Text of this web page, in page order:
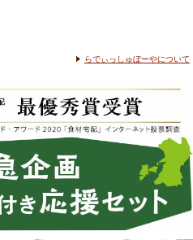
らでぃっしゅぼーやについて